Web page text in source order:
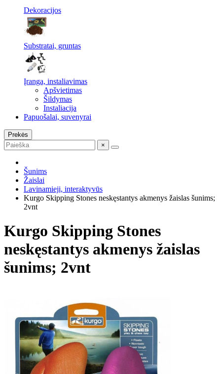
Dekoracijos
Substratai, gruntas
Įranga, instaliavimas
Apšvietimas
Šildymas
Instaliacija
Papuošalai, suvenyrai
Prekės
×
Šunims
Žaislai
Lavinamieji, interaktyvūs
Kurgo Skipping Stones neskęstantys akmenys žaislas šunims;
2vnt
Kurgo Skipping Stones
neskęstantys akmenys žaislas
šunims; 2vnt